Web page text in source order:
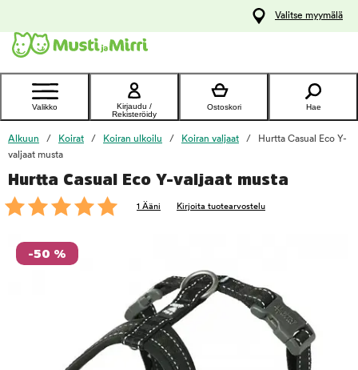
Ota yhteyttä
asiakaspalveluun
Valitse myymälä
Valikko
Kirjaudu /
Rekisteröidy
Ostoskori Hae
Alkuun Koirat Koiran ulkoilu Koiran valjaat
Hurtta Casual Eco Y-
valjaat musta
Hurtta Casual Eco Y-valjaat musta
1 Ääni Kirjoita tuotearvostelu
-50 %
foo